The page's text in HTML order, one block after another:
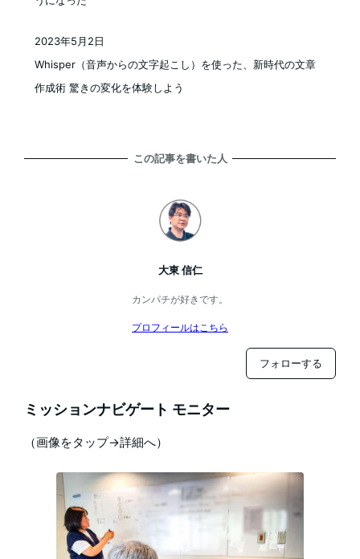
Whisper（音声からの文字起こし）を使った、新時代の文章
作成術 驚きの変化を体験しよう
2023年5月2日
この記事を書いた人
大東 信仁
カンパチが好きです。
プロフィールはこちら
フォローする
ミッションナビゲート モニター
（画像をタップ→詳細へ）